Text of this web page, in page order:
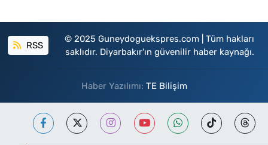
RSS
© 2025 Guneydoguekspres.com | Tüm hakları
saklıdır. Diyarbakır'ın güvenilir haber kaynağı.
Haber Yazılımı: TE Bilişim